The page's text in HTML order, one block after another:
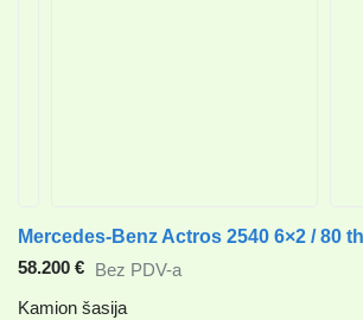
58.200 € Bez PDV-a
Kamion šasija